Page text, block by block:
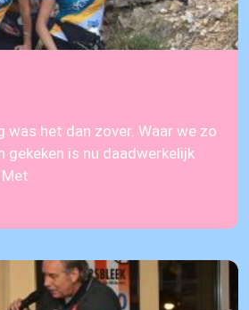
het dan zover. Waar we zo
gekeken is nu daadwerkelijk